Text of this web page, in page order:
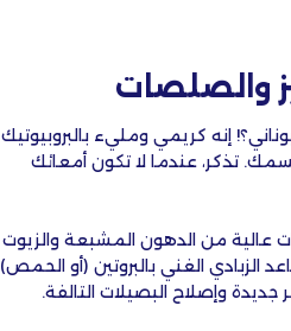
والصلصات
إنه كريمي ومليء بالبروبيوتيك
تذكر، عندما لا تكون أمعائك
عالية من الدهون المشبعة والزيوت
الغني بالبروتين (أو الحمص)
وإصلاح البصيلات التالفة.